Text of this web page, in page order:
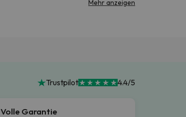
Mehr anzeigen
Trustpilot 4.4/5
Volle Garantie